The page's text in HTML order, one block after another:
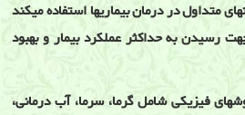
متداول در درمان بيماريها استفاده ميکند
رسيدن به حداکثر عملکرد بيمار و بهبود
فيزيکی شامل گرما، سرما، آب درمانی،